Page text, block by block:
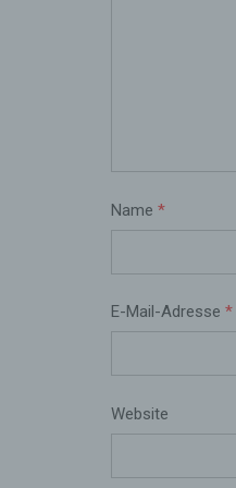
Name *
E-Mail-Adresse *
Website